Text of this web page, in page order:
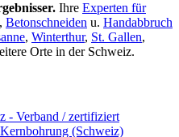
Ihre Experten für
, Betonschneiden u. Handabbruch
, Winterthur, St. Gallen,
Orte in der Schweiz.